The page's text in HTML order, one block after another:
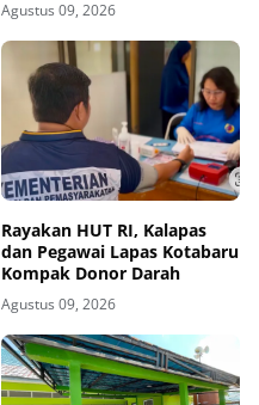
Walk
Agustus 09, 2026
Rayakan HUT RI, Kalapas
dan Pegawai Lapas Kotabaru
Kompak Donor Darah
Agustus 09, 2026